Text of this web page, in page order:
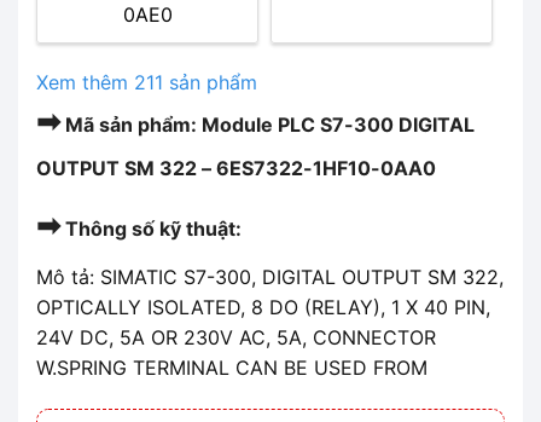
0AE0
Xem thêm 211 sản phẩm
➡Mã sản phẩm: Module PLC S7-300 DIGITAL
OUTPUT SM 322 – 6ES7322-1HF10-0AA0
➡Thông số kỹ thuật:
Mô tả: SIMATIC S7-300, DIGITAL OUTPUT SM 322,
OPTICALLY ISOLATED, 8 DO (RELAY), 1 X 40 PIN,
24V DC, 5A OR 230V AC, 5A, CONNECTOR
W.SPRING TERMINAL CAN BE USED FROM